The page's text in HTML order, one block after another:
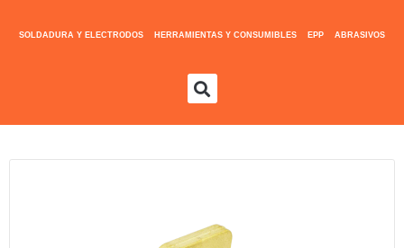
SOLDADURA Y ELECTRODOS HERRAMIENTAS Y CONSUMIBLES EPP ABRASIVOS